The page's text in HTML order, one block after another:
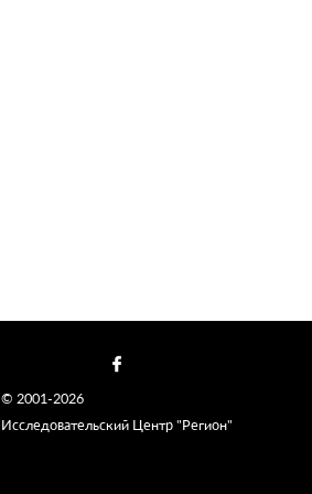
© 2001-2026
Исследовательский Центр "Регион"